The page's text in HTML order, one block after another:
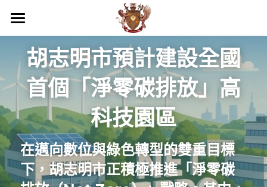
我們的優勢
活動照片
品牌落地代理
代發貨
倉庫管理
團隊介紹
顧問及法務部門
商務服務
專業服務
越南民刑事務顧問
企業疑難解決方案
國際企業節稅規劃
工商服務
越南服務範圍
越南內外資公司設立服務
第二國家護照
投資諮詢與開業輔導
最新消息
聯絡
搜索
繁體中文
胡志明市預計建設全國
首個「淨零碳排放」高
科技園區
在邁向數位與綠色轉型的雙重目標
下，胡志明市正積極推進「淨零碳